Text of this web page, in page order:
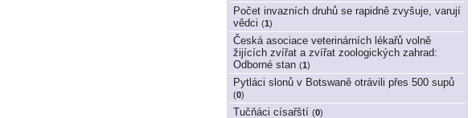
Počet invazních druhů se rapidně zvyšuje, varují
vědci (1)
Česká asociace veterinárních lékařů volně
žijících zvířat a zvířat zoologických zahrad:
Odborné stan (1)
Pytláci slonů v Botswaně otrávili přes 500 supů
(0)
Tučňáci císařští (0)